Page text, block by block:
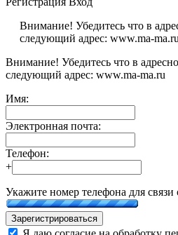
Внимание! Убедитесь что в
следующий адрес: www.ma-ma.ru
Внимание! Убедитесь что в
следующий адрес: www.ma-ma.ru
Имя:
Электронная почта:
Телефон:
+
Укажите номер телефона для связи
Зарегистрироваться